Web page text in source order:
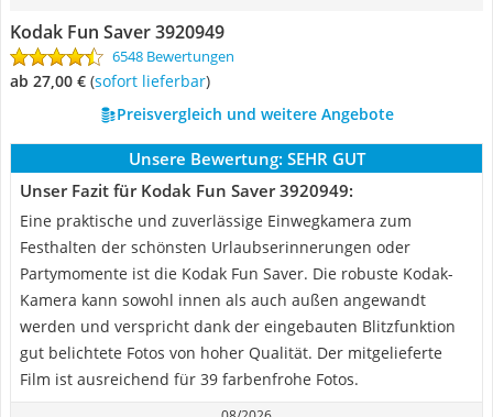
Kodak Fun Saver 3920949
6548 Bewertungen
ab 27,00 € ( Sofort lieferbar)
Preisvergleich und weitere Angebote
Unsere Bewertung: SEHR GUT
Unser Fazit für Kodak Fun Saver 3920949:
Eine praktische und zuverlässige Einwegkamera zum
Festhalten der schönsten Urlaubserinnerungen oder
Partymomente ist die Kodak Fun Saver. Die robuste Kodak-
Kamera kann sowohl innen als auch außen angewandt
werden und verspricht dank der eingebauten Blitzfunktion
gut belichtete Fotos von hoher Qualität. Der mitgelieferte
Film ist ausreichend für 39 farbenfrohe Fotos.